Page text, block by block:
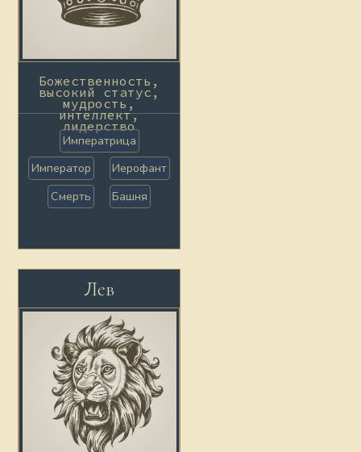
Божественность,
высокий статус,
мудрость,
интеллект,
лидерство
Императрица
Император
Иерофант
Смерть
Башня
Лев